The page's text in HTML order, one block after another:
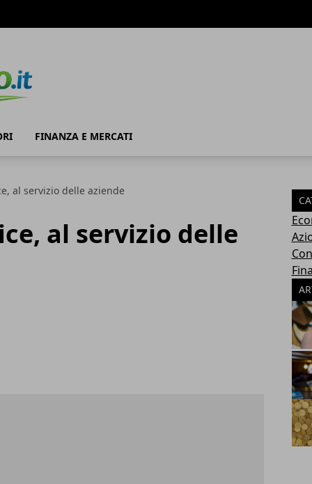
FINANZA E MERCATI
al servizio delle aziende
al servizio delle